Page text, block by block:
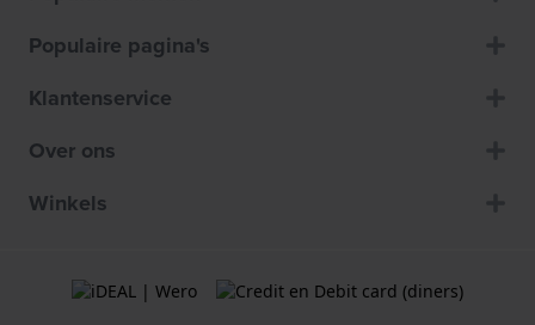
Populaire pagina's
Klantenservice
Over ons
Winkels